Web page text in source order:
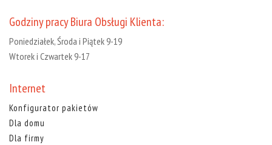
Godziny pracy Biura Obsługi Klienta:
Poniedziałek, Środa i Piątek 9-19
Wtorek i Czwartek 9-17
Internet
Konfigurator pakietów
Dla domu
Dla firmy